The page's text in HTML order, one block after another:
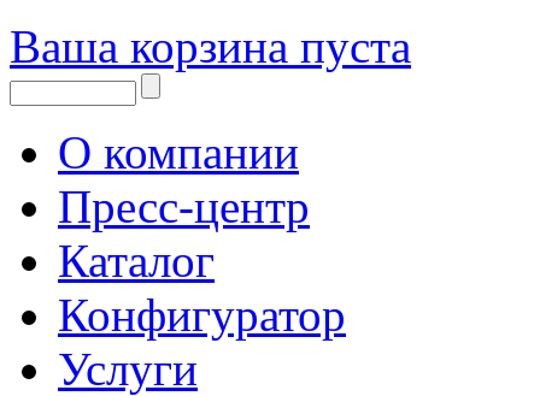
Ваша корзина пуста
О компании
Пресс-центр
Каталог
Конфигуратор
Услуги